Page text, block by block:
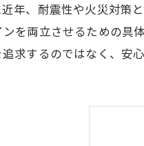
年、耐震性や火災対策
を両立させるための具
求するのではなく、安